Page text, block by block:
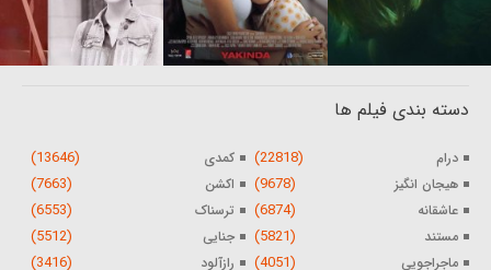
دسته بندی فیلم ها
درام (22818) کمدی (13646)
هیجان انگیز (9678) اکشن (7663)
عاشقانه (6874) ترسناک (6553)
مستند (5821) جنایی (5512)
ماجراجویی (4051) رازآلود (3416)